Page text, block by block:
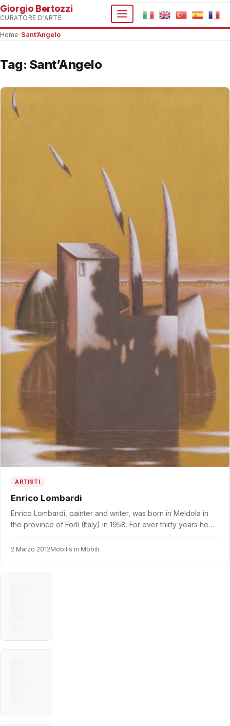
Giorgio Bertozzi
CURATORE D'ARTE
Home Sant’Angelo
Tag: Sant’Angelo
ARTISTI
Enrico Lombardi
Enrico Lombardi, painter and writer, was born in Meldola in
the province of Forlì (Italy) in 1958. For over thirty years he…
2 Marzo 2012Mobilis in Mobili